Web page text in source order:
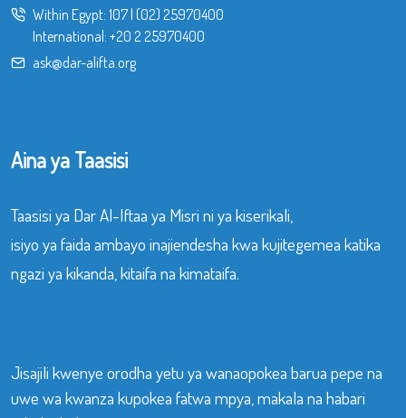
Within Egypt: 107| (02) 25970400
International: +20 2 25970400
ask@dar-alifta.org
Aina ya Taasisi
Taasisi ya Dar Al-Iftaa ya Misri ni ya kiserikali,
isiyo ya faida ambayo inajiendesha kwa kujitegemea katika
ngazi ya kikanda, kitaifa na kimataifa.
Jisajili kwenye orodha yetu ya wanaopokea barua pepe na
uwe wa kwanza kupokea fatwa mpya, makala na habari